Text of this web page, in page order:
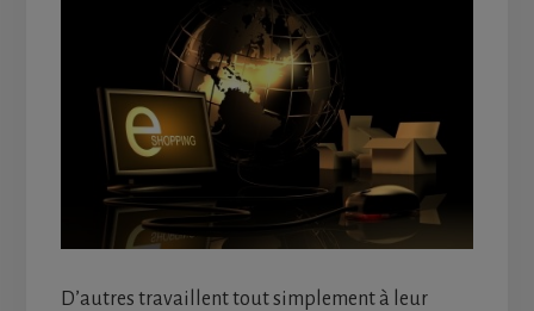
D’autres travaillent tout simplement à leur